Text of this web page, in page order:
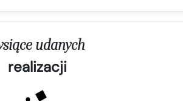
udanych
realizacji